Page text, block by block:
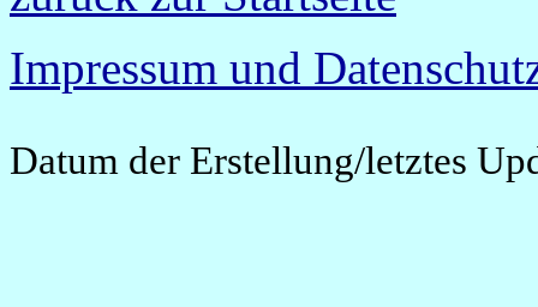
Impressum und
Datum der Erstellung/letztes